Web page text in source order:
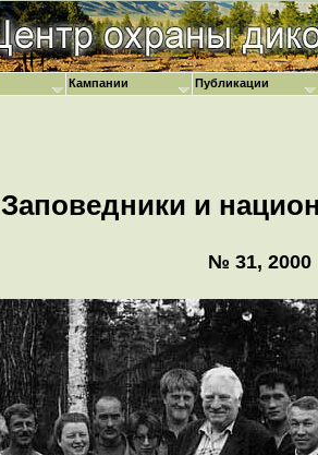
Заповедники и
№ 31, 2000
Кампании Публикации